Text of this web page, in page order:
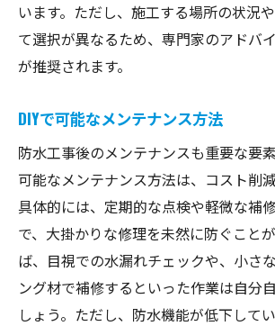
います。ただし、施工する場所の状況
て選択が異なるため、専門家のアドバ
が推奨されます。
DIYで可能なメンテナンス方法
防水工事後のメンテナンスも重要な要
可能なメンテナンス方法は、コスト削
具体的には、定期的な点検や軽微な補
で、大掛かりな修理を未然に防ぐこと
ば、目視での水漏れチェックや、小さ
ング材で補修するといった作業は自分
しょう。ただし、防水機能が低下して